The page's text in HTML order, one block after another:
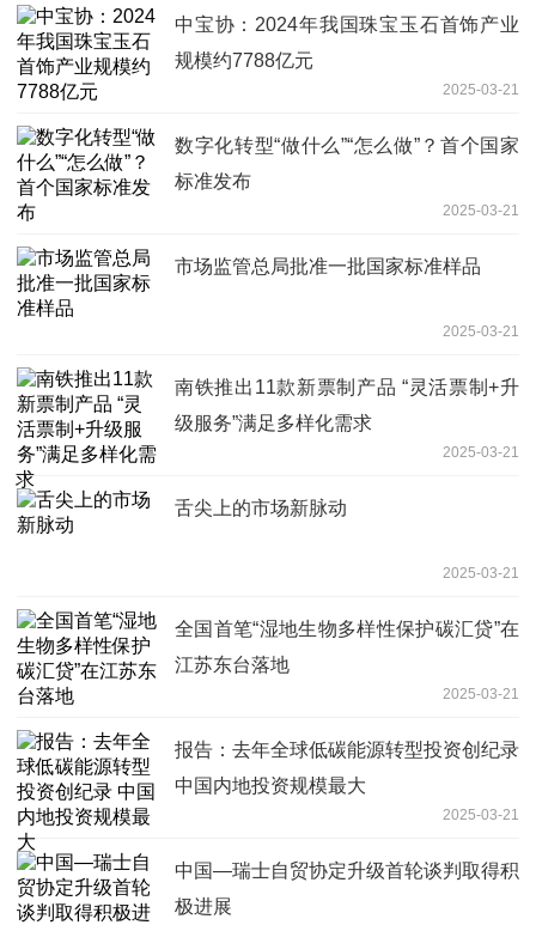
中宝协：2024年我国珠宝玉石首饰产业
规模约7788亿元
2025-03-21
数字化转型“做什么”“怎么做”？首个国家
标准发布
2025-03-21
市场监管总局批准一批国家标准样品
2025-03-21
南铁推出11款新票制产品 “灵活票制+升
级服务”满足多样化需求
2025-03-21
舌尖上的市场新脉动
2025-03-21
全国首笔“湿地生物多样性保护碳汇贷”在
江苏东台落地
2025-03-21
报告：去年全球低碳能源转型投资创纪录
中国内地投资规模最大
2025-03-21
中国—瑞士自贸协定升级首轮谈判取得积
极进展